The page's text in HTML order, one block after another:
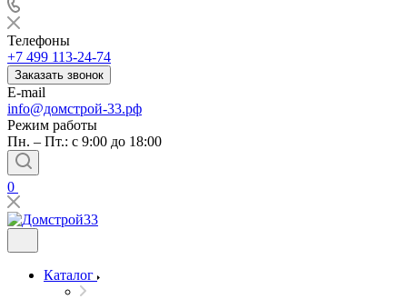
Телефоны
+7 499 113-24-74
Заказать звонок
E-mail
info@домстрой-33.рф
Режим работы
Пн. – Пт.: с 9:00 до 18:00
0
Каталог